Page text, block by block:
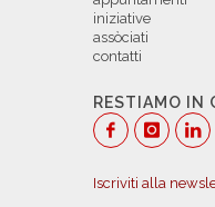
iniziative
assòciati
contatti
RESTIAMO IN
Iscriviti alla